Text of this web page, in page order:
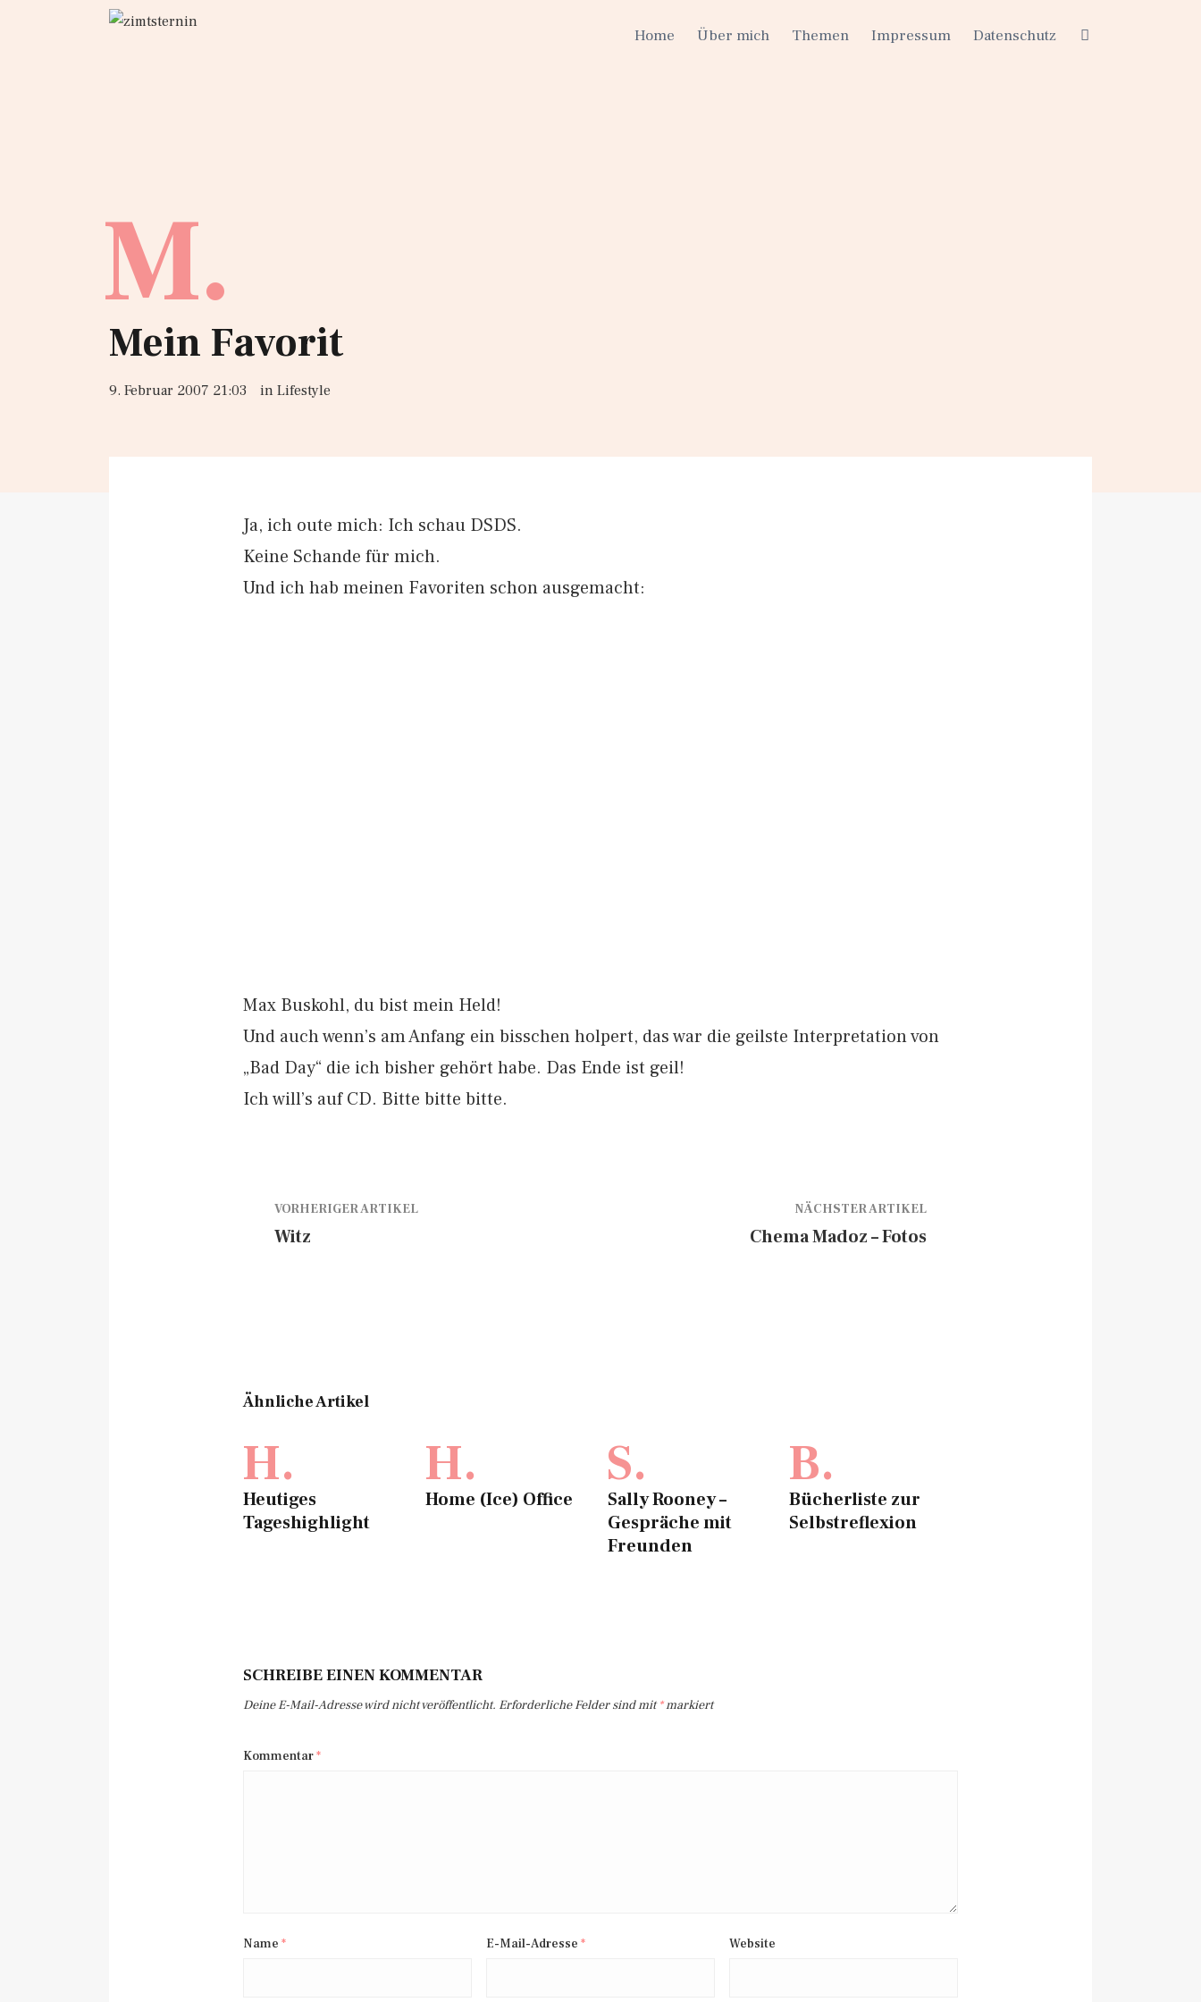
Home Über mich Themen Impressum Datenschutz
M.
Mein Favorit
9. Februar 2007 21:03 in Lifestyle
Ja, ich oute mich: Ich schau DSDS.
Keine Schande für mich.
Und ich hab meinen Favoriten schon ausgemacht:
Max Buskohl, du bist mein Held!
Und auch wenn’s am Anfang ein bisschen holpert, das war die geilste Interpretation von
„Bad Day“ die ich bisher gehört habe. Das Ende ist geil!
Ich will’s auf CD. Bitte bitte bitte.
VORHERIGER ARTIKEL
Witz
NÄCHSTER ARTIKEL
Chema Madoz – Fotos
Ähnliche Artikel
H.
Heutiges
Tageshighlight
H.
Home (Ice) Office
S.
Sally Rooney –
Gespräche mit
Freunden
B.
Bücherliste zur
Selbstreflexion
SCHREIBE EINEN KOMMENTAR
Deine E-Mail-Adresse wird nicht veröffentlicht. Erforderliche Felder sind mit*markiert
Kommentar*
Name * E-Mail-Adresse * Website